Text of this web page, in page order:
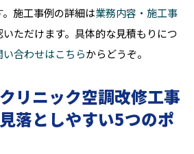
施工事例の詳細は業務内容・施工事
いただけます。具体的な見積もりにつ
合わせはこちらからどうぞ。
リニック空調改修工事
落としやすい5つのポ